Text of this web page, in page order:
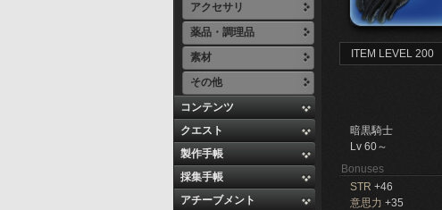
アクセサリ
薬品・調理品
素材
その他
コンテンツ
クエスト
製作手帳
採集手帳
アチーブメント
ITEM LEVEL 200
暗黒騎士
Lv 60～
Bonuses
STR +46
意思力 +35